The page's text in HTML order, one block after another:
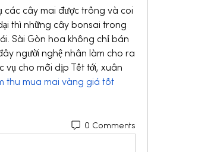
các cây mai được trồng và coi
thì những cây bonsai trong
Sài Gòn hoa không chỉ bán
người nghệ nhân làm cho ra
vụ cho mỗi dịp Tết tới, xuân
thu mua mai vàng giá tốt
0 Comments